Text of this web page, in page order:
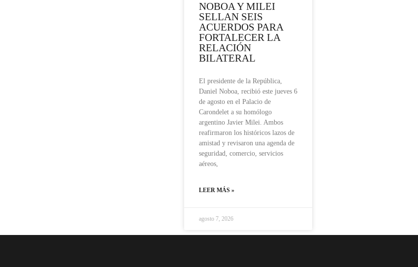
NOBOA Y MILEI
SELLAN SEIS
ACUERDOS PARA
FORTALECER LA
RELACIÓN
BILATERAL
El presidente de la República,
Daniel Noboa, recibió este jueves 6
de agosto en el Palacio de
Carondelet a su homólogo
argentino Javier Milei. Ambos
reafirmaron los históricos lazos de
amistad y revisaron una agenda de
seguridad, comercio, servicios
aéreos,
LEER MÁS »
agosto 7, 2026